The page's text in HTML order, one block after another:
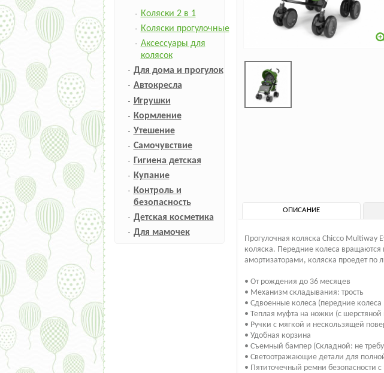
Коляски 2 в 1
Коляски прогулочные
Аксессуары для
колясок
Для дома и прогулок
Автокресла
Игрушки
Кормление
Утешение
Самочувствие
Гигиена детская
Купание
Контроль и
безопасность
Детская косметика
Для мамочек
ОПИСАНИЕ
Прогулочная коляска Chicco Multiway
коляска. Передние колеса
амортизаторами, коляска проедет по
• От рождения до 36 месяцев
• Механизм складывания: трость
• Сдвоенные колеса (передние
• Теплая муфта на ножки (с
• Ручки с мягкой и нескользящей
• Удобная корзина
• Съемный бампер (Складной: не
• Светоотражающие детали для
• Пятиточечный ремни безопасности